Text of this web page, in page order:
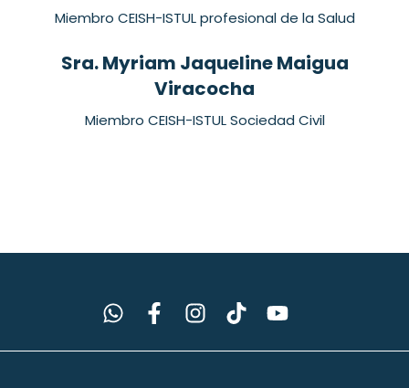
Miembro CEISH-ISTUL profesional de la Salud
Sra. Myriam Jaqueline Maigua
Viracocha
Miembro CEISH-ISTUL Sociedad Civil